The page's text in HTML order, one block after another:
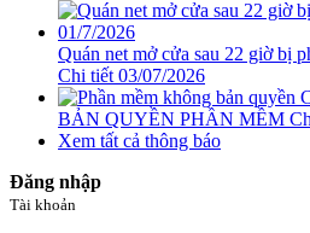
Quán net mở cửa sau 22 giờ bị
Chi tiết 03/07/2026
BẢN QUYỀN PHẦN MỀM
Xem tất cả thông báo
Đăng nhập
Tài khoản